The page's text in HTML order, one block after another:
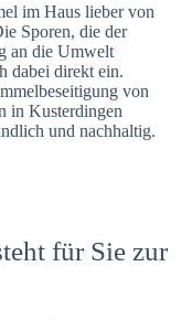
im Haus lieber von
Sporen, die der
an die Umwelt
dabei direkt ein.
von
in Kusterdingen
und nachhaltig.
für Sie zur